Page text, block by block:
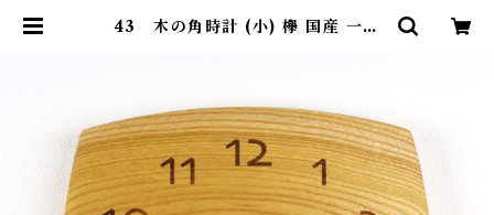
43 木の角時計 (小) 欅 国産 一点